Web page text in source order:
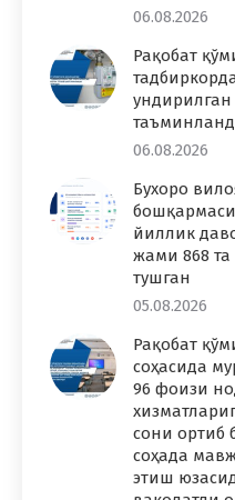
06.08.2026
Рақобат
06.08.2026
Бухоро
йиллик
жами 868
тушган
05.08.2026
Рақобат
соҳасида
96 фоизи
сони ортиб
соҳада
этиш